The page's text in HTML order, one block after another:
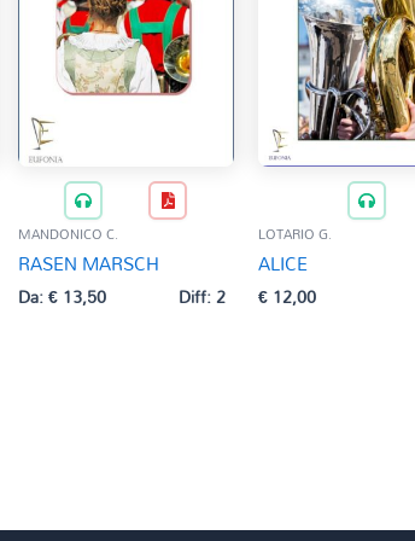
MANDONICO C.
RASEN MARSCH
Da:€13,50 Diff: 2
LOTARIO G.
ALICE
€12,00